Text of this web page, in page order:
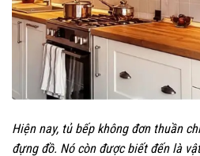
Hiện nay, tủ bếp không đơn thuần
đựng đồ. Nó còn được biết đến là